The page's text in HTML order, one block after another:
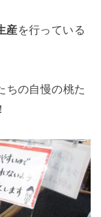
産を行っている
ちの自慢の桃た